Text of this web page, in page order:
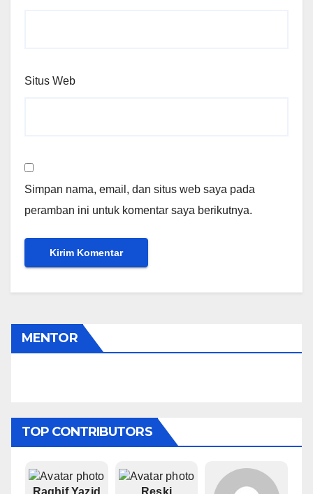
Situs Web
Simpan nama, email, dan situs web saya pada
peramban ini untuk komentar saya berikutnya.
MENTOR
Gusnawati
TOP CONTRIBUTORS
Raghif Yazid
Reski